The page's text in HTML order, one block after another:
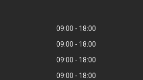
09:00
18:00
09:00
18:00
09:00
18:00
09:00
18:00